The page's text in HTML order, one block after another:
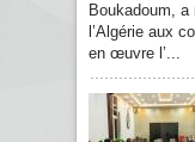
Boukadoum, a
l’Algérie aux
en œuvre l’...